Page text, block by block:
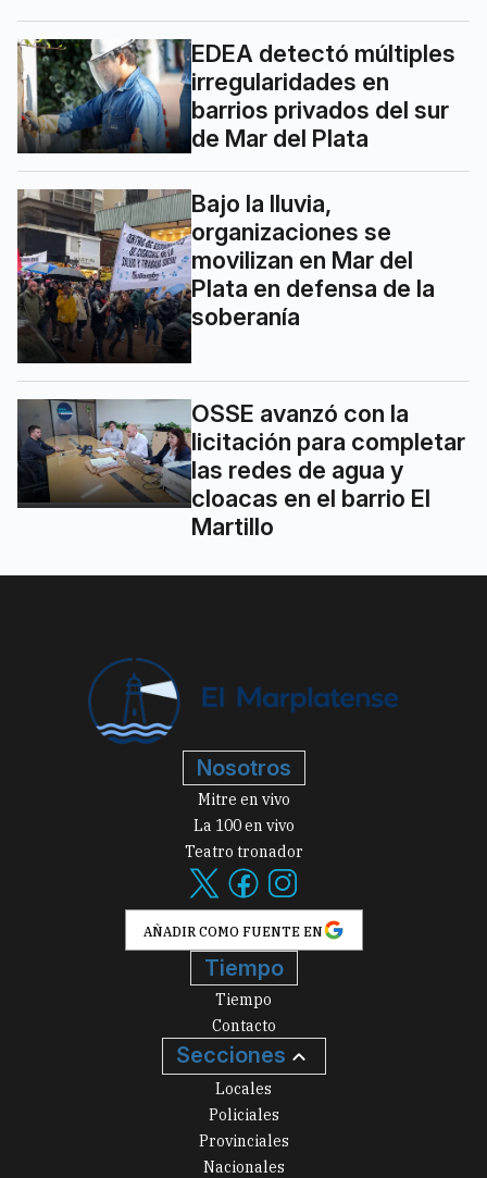
EDEA detectó múltiples
irregularidades en
barrios privados del sur
de Mar del Plata
Bajo la lluvia,
organizaciones se
movilizan en Mar del
Plata en defensa de la
soberanía
OSSE avanzó con la
licitación para completar
las redes de agua y
cloacas en el barrio El
Martillo
Nosotros
Mitre en vivo
La 100 en vivo
Teatro tronador
AÑADIR COMO FUENTE EN
Tiempo
Tiempo
Contacto
Secciones
Locales
Policiales
Provinciales
Nacionales